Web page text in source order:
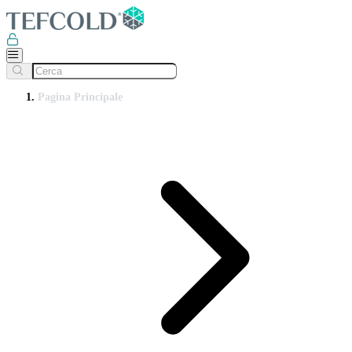
Pagina Principale